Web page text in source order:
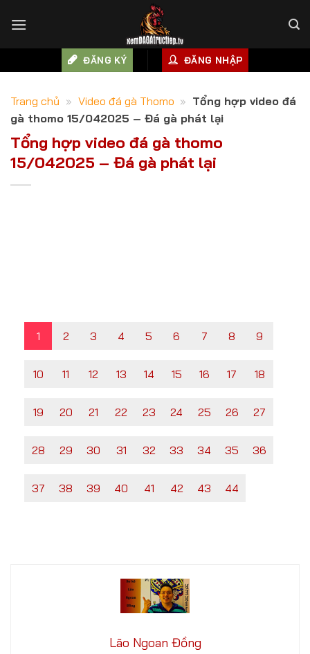
ĐĂNG KÝ ĐĂNG NHẬP
Trang chủ » Video đá gà Thomo » Tổng hợp video đá
gà thomo 15/042025 – Đá gà phát lại
Tổng hợp video đá gà thomo
15/042025 – Đá gà phát lại
1 2 3 4 5 6 7 8 9
10 11 12 13 14 15 16 17 18
19 20 21 22 23 24 25 26 27
28 29 30 31 32 33 34 35 36
37 38 39 40 41 42 43 44
Lão Ngoan Đồng